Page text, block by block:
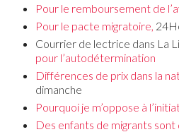
Pour le remboursement de
Pour le pacte migratoire,
Courrier de lectrice dans La
pour l’autodétermination
Différences de prix dans la
dimanche
Pourquoi je m’oppose à
Des enfants de migrants sont